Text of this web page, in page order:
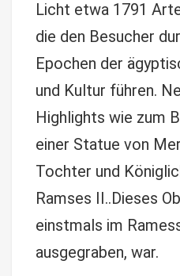
Licht etwa 1791
die den Besucher
Epochen der
und Kultur führen.
Highlights wie zum
einer Statue von
Tochter und
Ramses II..Dieses
einstmals im
ausgegraben, war.